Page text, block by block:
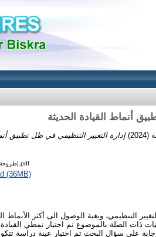
أنماط القيادة الحديثة
(2024)
إطروحة -جراح دليلة.pdf
(36MB)
ذات الصلة بالموضوع تم احتيار نمطي القيادة